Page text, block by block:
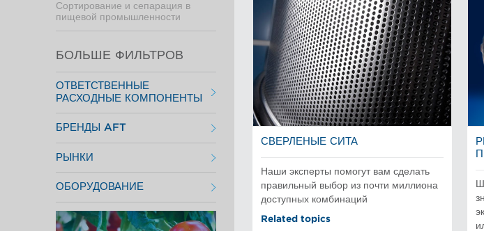
Сортирование и сепарация в
пищевой промышленности
БОЛЬШЕ ФИЛЬТРОВ
ОТВЕТСТВЕННЫЕ
РАСХОДНЫЕ КОМПОНЕНТЫ
Роторы для сортировок
Сортирующие пластины
Фильтрующие элементы
Цилиндрические сита для
сортировок
БРЕНДЫ AFT
Размол Finebar
Системы короткой циркуляции
POM
Сортирование Max
РЫНКИ
Короткая циркуляция
Макулатурное волокно
Механическая целлюлоза
Промышленные сита и пластины
ОБОРУДОВАНИЕ
Массоподготовка
СВЕРЛЕНЫЕ СИТА
Наши эксперты помогут вам сделать
правильный выбор из почти миллиона
доступных комбинаций
Related topics